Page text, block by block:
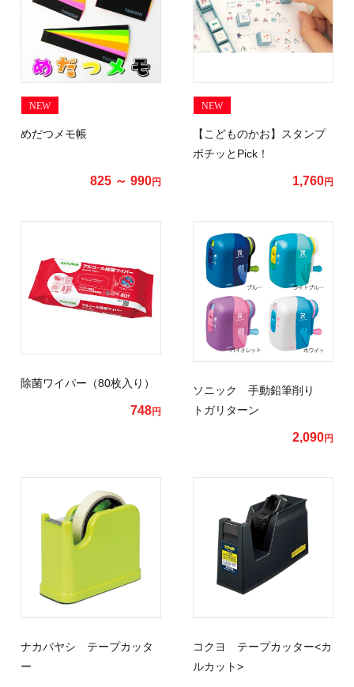
NEW
めだつメモ帳
825 ～ 990円
NEW
【こどものかお】スタンプ
ポチッとPick！
1,760円
除菌ワイパー（80枚入り）
748円
ソニック 手動鉛筆削り
トガリターン
2,090円
ナカバヤシ テープカッタ
ー
コクヨ テープカッター<カ
ルカット>